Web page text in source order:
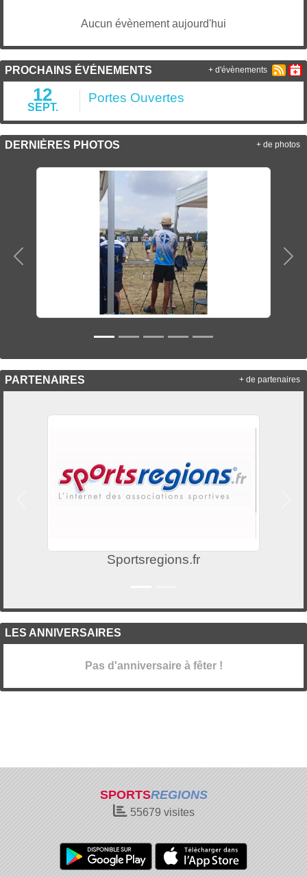
Aucun évènement aujourd'hui
PROCHAINS ÉVÉNEMENTS
12
SEPT.
Portes Ouvertes
+ d'évènements
DERNIÈRES PHOTOS
Précedent
+ de photos
PARTENAIRES
Heracles archerie
+ de partenaires
LES ANNIVERSAIRES
Pas d'anniversaire à fêter !
SPORTSREGIONS
55679 visites